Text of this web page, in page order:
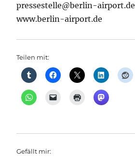
pressestelle@berlin-airport.de
www.berlin-airport.de
Teilen mit:
Gefällt mir: